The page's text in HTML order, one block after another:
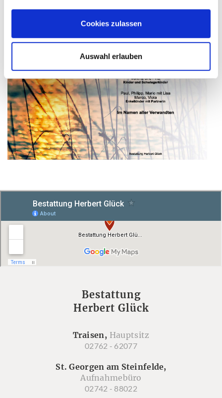
Cookies zulassen
Auswahl erlauben
Bestattung
Herbert Glück
Traisen, Hauptsitz
02762 - 62077
St. Georgen am Steinfelde,
Aufnahmebüro
02742 - 88022